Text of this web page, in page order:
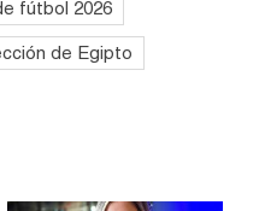
fútbol 2026
de Egipto